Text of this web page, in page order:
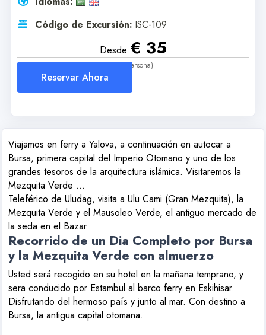
Código de Excursión: ISC-109
Desde € 35
(Por Persona)
Reservar Ahora
Viajamos en ferry a Yalova, a continuación en autocar a
Bursa, primera capital del Imperio Otomano y uno de los
grandes tesoros de la arquitectura islámica. Visitaremos la
Mezquita Verde ...
Teleférico de Uludag, visita a Ulu Cami (Gran Mezquita), la
Mezquita Verde y el Mausoleo Verde, el antiguo mercado de
la seda en el Bazar
Recorrido de un Dia Completo por Bursa
y la Mezquita Verde con almuerzo
Usted será recogido en su hotel en la mañana temprano, y
sera conducido por Estambul al barco ferry en Eskihisar.
Disfrutando del hermoso país y junto al mar. Con destino a
Bursa, la antigua capital otomana.